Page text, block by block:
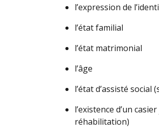
l’expression de
l’état familial
l’état matrimonial
l’âge
l’état d’assisté
l’existence d’un
réhabilitation)